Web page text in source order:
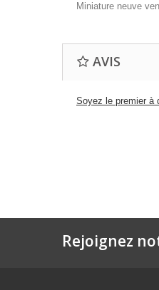
Miniature neuve
AVIS
Soyez le premier à
Rejoignez